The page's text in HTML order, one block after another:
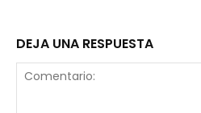
DEJA UNA RESPUESTA